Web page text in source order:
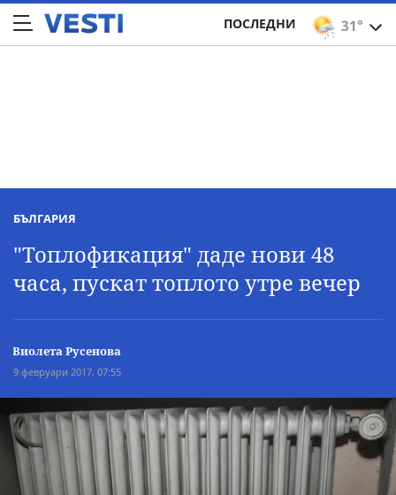
31°
ПОСЛЕДНИ
БЪЛГАРИЯ
"Топлофикация" даде нови 48
часа, пускат топлото утре вечер
Виолета Русенова
9 февруари 2017, 07:55